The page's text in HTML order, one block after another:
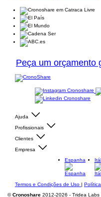
Peça um orçamento
Ajuda
Profissionais
Clientes
Empresa
Espanha
Termos e Condições de Uso |
©Cronoshare 2012-2026 - Tridea